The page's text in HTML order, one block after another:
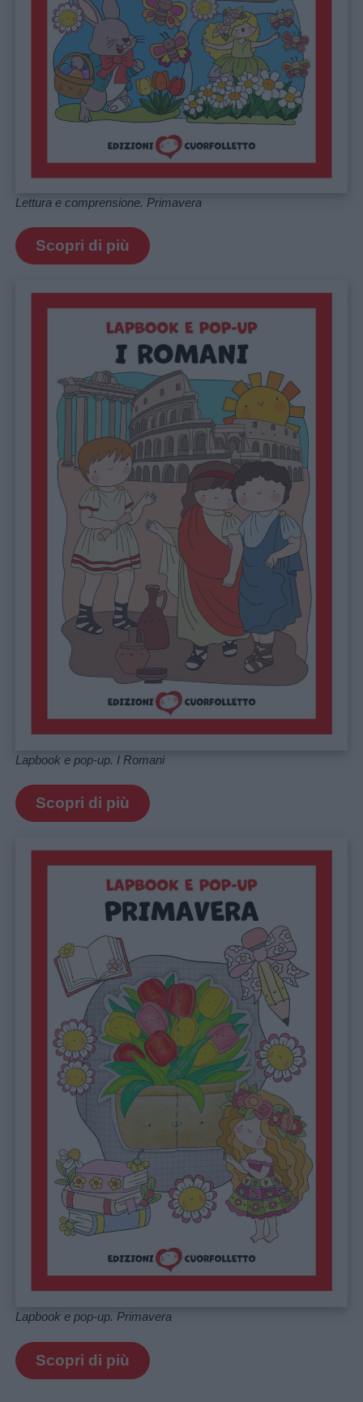
Lettura e comprensione. Primavera
Scopri di più
Lapbook e pop-up. I Romani
Scopri di più
Lapbook e pop-up. Primavera
Scopri di più